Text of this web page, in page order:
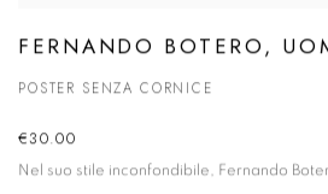
FERNANDO BOTERO,
POSTER SENZA CORNICE
€30.00
Nel suo stile inconfondibile, Fernando